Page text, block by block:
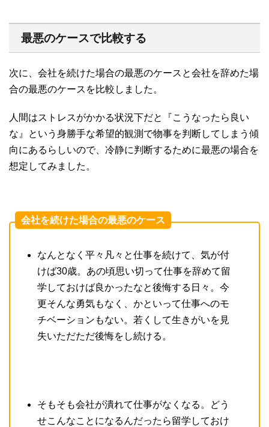
最悪のケースで比較する
次に、会社を続けた場合の最悪のケースと会社を辞めた場
合の最悪のケースを比較しました。
人間はストレスがかかる状況下だと『こうなったら良い
な』という身勝手な希望的観測で物事を判断してしまう傾
向にあるらしいので、冷静に判断するために最悪の場合を
想定してみました。
会社を続けた場合の最悪のケース
なんとなく平々凡々と仕事を続けて、気が付
けば30歳。あの頃思い切って仕事を辞めて留
学しておけば良かったなと後悔する日々。今
更そんな勇気もなく、かといって仕事へのモ
チベーションもない。若くして生きがいを見
失いただただ後悔をし続ける。
そもそも会社が潰れて仕事がなくなる。どう
せこんなことになるんだったら留学しておけ